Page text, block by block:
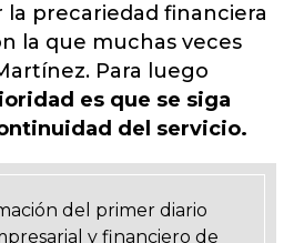
precariedad financiera
la que muchas veces
Para luego
es que se siga
del servicio.
del primer diario
y financiero de